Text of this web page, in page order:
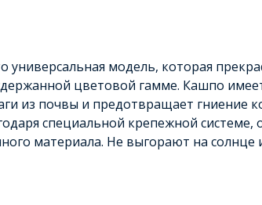
универсальная модель, которая
цветовой гамме. Кашпо
из почвы и предотвращает гниение
специальной крепежной системе,
материала. Не выгорают на солнце